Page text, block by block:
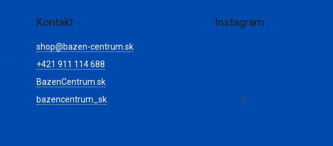
Kontakt
shop@bazen-centrum.sk
+421 911 114 688
BazenCentrum.sk
bazencentrum_sk
Instagram